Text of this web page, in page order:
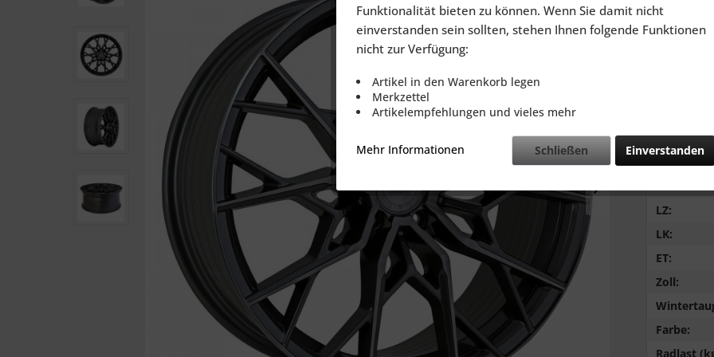
Breite:
LZ:
LK:
ET:
Zoll:
Farbe:
Radlast
Funktionalität bieten zu können. Wenn Sie damit nicht
einverstanden sein sollten, stehen Ihnen folgende Funktionen
nicht zur Verfügung:
Artikel in den Warenkorb legen
Merkzettel
Artikelempfehlungen und vieles mehr
Mehr Informationen Einverstanden
Schließen